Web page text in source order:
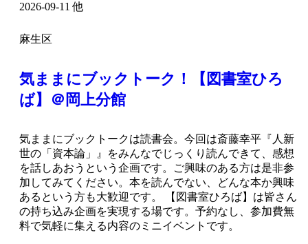
2026-09-11 他
麻生区
気ままにブックトーク！【図書室ひろ
ば】＠岡上分館
気ままにブックトークは読書会。今回は斎藤幸平『人新
世の「資本論」』をみんなでじっくり読んできて、感想
を話しあおうという企画です。ご興味のある方は是非参
加してみてください。本を読んでない、どんな本か興味
あるという方も大歓迎です。 【図書室ひろば】は皆さん
の持ち込み企画を実現する場です。予約なし、参加費無
料で気軽に集える内容のミニイベントです。